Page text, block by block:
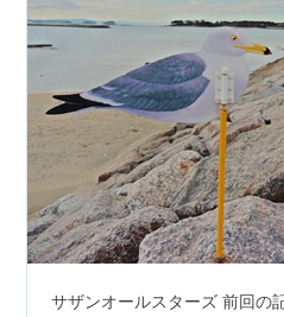
サザンオールスターズ 前回の